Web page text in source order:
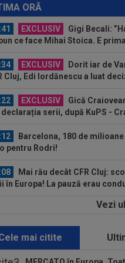
ORĂ
Ioan Varga, gata să
și să preia alt club...
EXCLUSIV
Gigi Becali:
ce face Mihai Stoica. E
EXCLUSIV
Dorit iar de
Cluj, Edi Iordănescu a luat
EXCLUSIV
Gică
serii, după KuPS -
Barcelona, 180 de
pentru Rodri!
Mai rău decât CFR Cluj:
în Europa! La pauză erau
Folha, OUT de
EXCLUSIV
Gigi Becali:
un jucător pe 3.000.000 €”
Vezi
mai citite